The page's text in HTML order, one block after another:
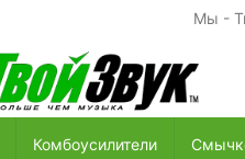
Мы -
Комбоусилители